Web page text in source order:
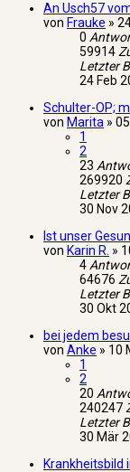
An Usch57
von Frauke »
0
59914
Letzter
24 Feb
Schulter-OP;
von Marita »
1
2
23
269920
Letzter
30 Nov
Ist unser
von Karin R. »
4
64676
Letzter
30 Okt
bei jedem
von Anke » 10
1
2
20
240247
Letzter
30 Mär
Krankheitsbild